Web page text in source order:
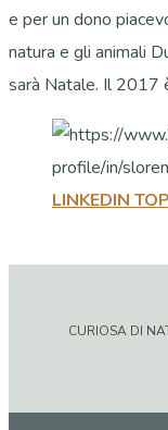
e per un dono
natura e gli animali
sarà Natale. Il 2017
LINKEDIN
CURIOSA DI